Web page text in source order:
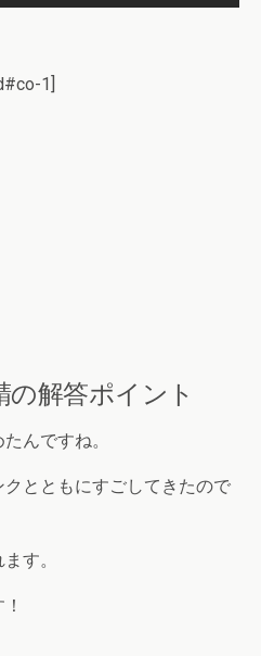
1]
の解答ポイント
んですね。
とともにすごしてきたので
す。